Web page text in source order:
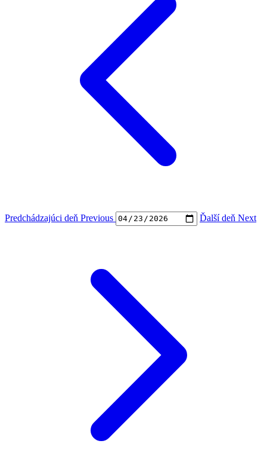
Predchádzajúci deň Previous Ďalší deň Next